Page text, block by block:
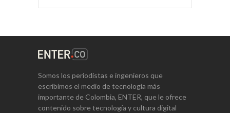
Somos los periodistas e ingenieros que
escribimos el medio de tecnología más
importante de Colombia, ENTER, que le ofrece
contenido sobre tecnología y cultura digital